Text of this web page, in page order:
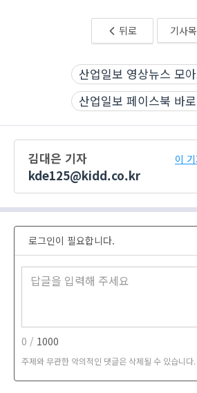
뒤로 기사
산업일보 영상뉴스 모
산업일보 페이스북 바
김대은 기자
kde125@kidd.co.kr
이
로그인이 필요합니다.
0 / 1000
주제와 무관한 악의적인 댓글은 삭제될 수 있습니다.